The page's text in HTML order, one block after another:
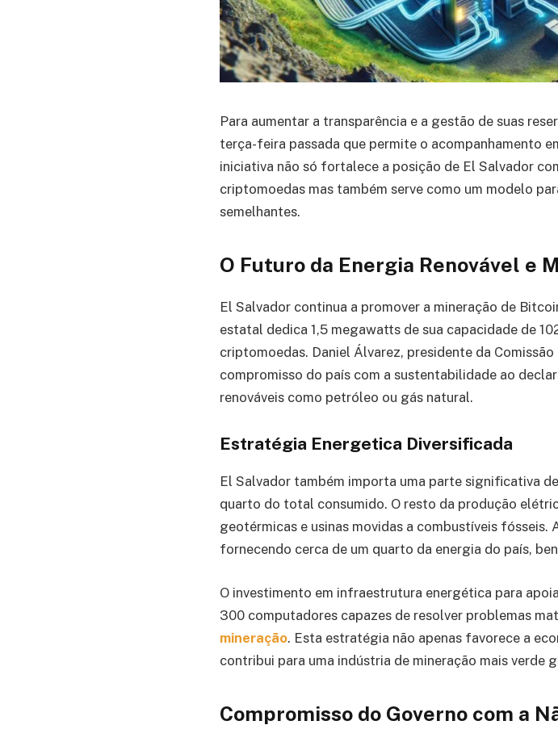
Para aumentar a transparência e a gestão de suas
terça-feira passada que permite o acompanhamento
iniciativa não só fortalece a posição de El Salvador
criptomoedas mas também serve como um modelo
semelhantes.
O Futuro da Energia Renovável e
El Salvador continua a promover a mineração de
estatal dedica 1,5 megawatts de sua capacidade de
criptomoedas. Daniel Álvarez, presidente da
compromisso do país com a sustentabilidade ao
renováveis como petróleo ou gás natural.
Estratégia Energetica Diversificada
El Salvador também importa uma parte significativa
quarto do total consumido. O resto da produção
geotérmicas e usinas movidas a combustíveis
fornecendo cerca de um quarto da energia do país,
O investimento em infraestrutura energética para
300 computadores capazes de resolver problemas
mineração. Esta estratégia não apenas favorece a
contribui para uma indústria de mineração mais verde
Compromisso do Governo com a